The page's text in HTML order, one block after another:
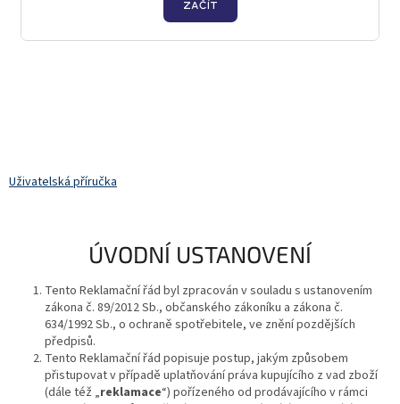
Uživatelská příručka
ÚVODNÍ USTANOVENÍ
Tento Reklamační řád byl zpracován v souladu s ustanovením
zákona č. 89/2012 Sb., občanského zákoníku a zákona č.
634/1992 Sb., o ochraně spotřebitele, ve znění pozdějších
předpisů.
Tento Reklamační řád popisuje postup, jakým způsobem
přistupovat v případě uplatňování práva kupujícího z vad zboží
(dále též „reklamace“) pořízeného od prodávajícího v rámci